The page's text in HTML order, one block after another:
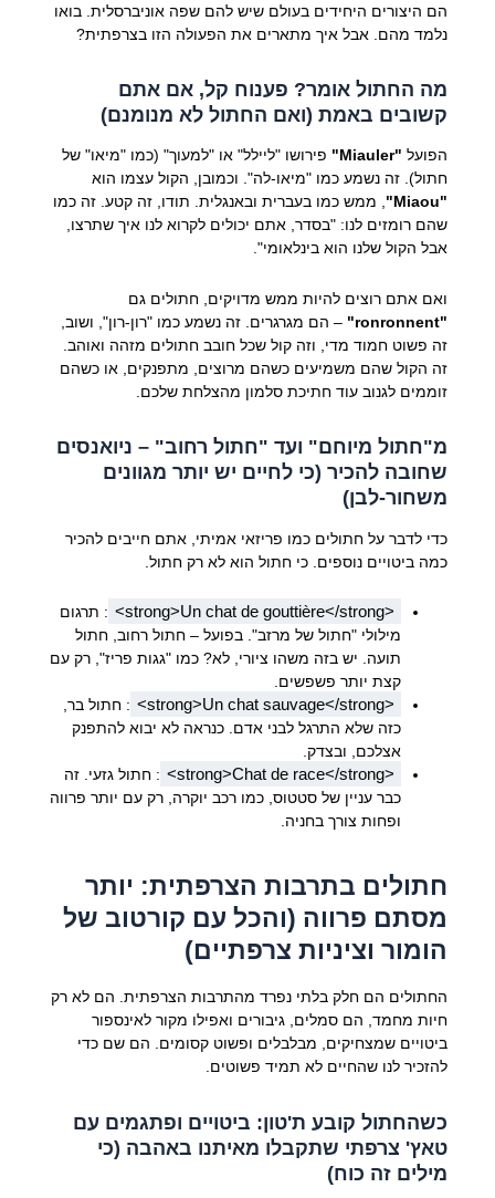
הם היצורים היחידים בעולם שיש להם שפה אוניברסלית. בואו
נלמד מהם. אבל איך מתארים את הפעולה הזו בצרפתית?
מה החתול אומר? פענוח קל, אם אתם
קשובים באמת (ואם החתול לא מנומנם)
הפועל "Miauler"
פירושו "ליילל" או "למעוך" (כמו "מיאו" של
חתול). זה נשמע כמו "מיאו-לה". וכמובן, הקול עצמו הוא
"Miaou"
, ממש כמו בעברית ובאנגלית. תודו, זה קטע. זה כמו
שהם רומזים לנו: "בסדר, אתם יכולים לקרוא לנו איך שתרצו,
אבל הקול שלנו הוא בינלאומי".
ואם אתם רוצים להיות ממש מדויקים, חתולים גם
"ronronnent"
– הם מגרגרים. זה נשמע כמו "רון-רון", ושוב,
זה פשוט חמוד מדי, וזה קול שכל חובב חתולים מזהה ואוהב.
זה הקול שהם משמיעים כשהם מרוצים, מתפנקים, או כשהם
זוממים לגנוב עוד חתיכת סלמון מהצלחת שלכם.
מ"חתול מיוחם" ועד "חתול רחוב" – ניואנסים
שחובה להכיר (כי לחיים יש יותר מגוונים
משחור-לבן)
כדי לדבר על חתולים כמו פריזאי אמיתי, אתם חייבים להכיר
כמה ביטויים נוספים. כי חתול הוא לא רק חתול.
<strong>Un chat de gouttière</strong>
: תרגום
מילולי "חתול של מרזב". בפועל – חתול רחוב, חתול
תועה. יש בזה משהו ציורי, לא? כמו "גגות פריז", רק עם
קצת יותר פשפשים.
<strong>Un chat sauvage</strong>
: חתול בר,
כזה שלא התרגל לבני אדם. כנראה לא יבוא להתפנק
אצלכם, ובצדק.
<strong>Chat de race</strong>
: חתול גזעי. זה
כבר עניין של סטטוס, כמו רכב יוקרה, רק עם יותר פרווה
ופחות צורך בחניה.
חתולים בתרבות הצרפתית: יותר
מסתם פרווה (והכל עם קורטוב של
הומור וציניות צרפתיים)
החתולים הם חלק בלתי נפרד מהתרבות הצרפתית. הם לא רק
חיות מחמד, הם סמלים, גיבורים ואפילו מקור לאינספור
ביטויים שמצחיקים, מבלבלים ופשוט קסומים. הם שם כדי
להזכיר לנו שהחיים לא תמיד פשוטים.
כשהחתול קובע ת'טון: ביטויים ופתגמים עם
טאץ' צרפתי שתקבלו מאיתנו באהבה (כי
מילים זה כוח)